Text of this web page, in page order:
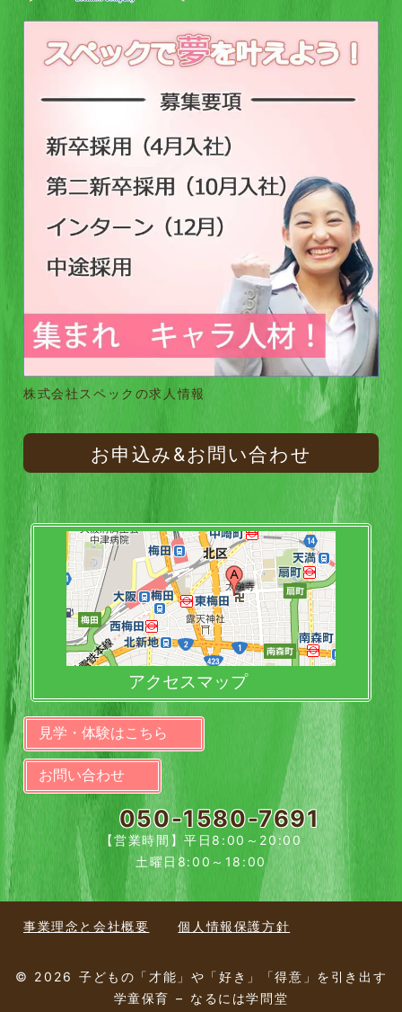
株式会社スペックの求人情報
お申込み&お問い合わせ
アクセスマップ
見学・体験はこちら
お問い合わせ
050-1580-7691
【営業時間】平日8:00～20:00
土曜日8:00～18:00
事業理念と会社概要 個人情報保護方針
© 2026 子どもの「才能」や「好き」「得意」を引き出す
学童保育 – なるには学問堂